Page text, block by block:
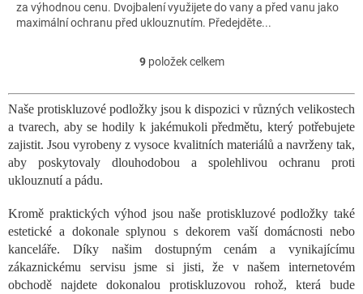
za výhodnou cenu. Dvojbalení využijete do vany a před vanu jako
maximální ochranu před uklouznutím. Předejděte...
O
l
á
d
a
r
v
k
y
v
ý
9položek celkem
Naše protiskluzové podložky jsou k dispozici v různých velikostech
a tvarech, aby se hodily k jakémukoli předmětu, který potřebujete
zajistit. Jsou vyrobeny z vysoce kvalitních materiálů a navrženy tak,
aby poskytovaly dlouhodobou a spolehlivou ochranu proti
uklouznutí a pádu.
Kromě praktických výhod jsou naše protiskluzové podložky také
estetické a dokonale splynou s dekorem vaší domácnosti nebo
kanceláře. Díky našim dostupným cenám a vynikajícímu
zákaznickému servisu jsme si jisti, že v našem internetovém
obchodě najdete dokonalou protiskluzovou rohož, která bude